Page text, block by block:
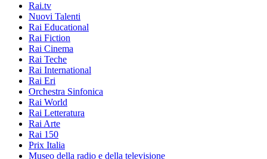
Rai.tv
Nuovi Talenti
Rai Educational
Rai Fiction
Rai Cinema
Rai Teche
Rai International
Rai Eri
Orchestra Sinfonica
Rai World
Rai Letteratura
Rai Arte
Rai 150
Prix Italia
Museo della radio e della televisione